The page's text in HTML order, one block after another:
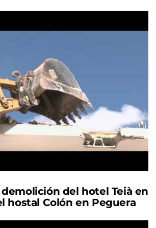
del hotel Teià en
hostal Colón en Peguera